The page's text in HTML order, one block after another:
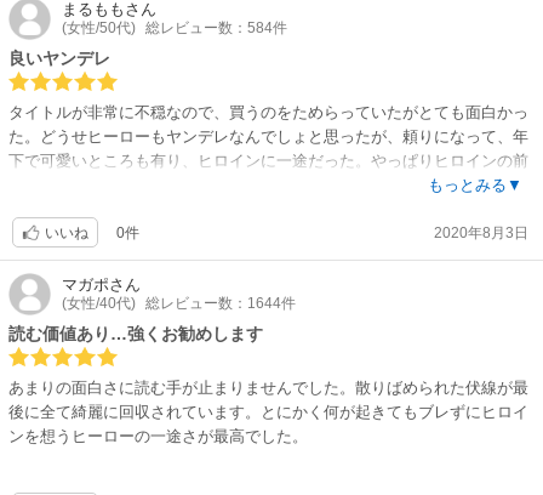
まるもも さん
(女性/50代) 総レビュー数：584件
良いヤンデレ
タイトルが非常に不穏なので、買うのをためらっていたがとても面白かっ
た。どうせヒーローもヤンデレなんでしょと思ったが、頼りになって、年
下で可愛いところも有り、ヒロインに一途だった。やっぱりヒロインの前
世からの推しなだけはある。ヒロインは、正義感が強くて行動的。でも、
た王子は、DV男で本当に嫌な奴だが、まさかあんな結末になるとは。しっ
かり飼い慣らされてるみたいだから、いいのかな。
もっとみる▼
いいね 0件 2020年8月3日
マガポさん
(女性/40代) 総レビュー数：1644件
読む価値あり…強くお勧めします
あまりの面白さに読む手が止まりませんでした。散りばめられた伏線が最
後に全て綺麗に回収されています。とにかく何が起きてもブレずにヒロイ
ンを想うヒーローの一途さが最高でした。